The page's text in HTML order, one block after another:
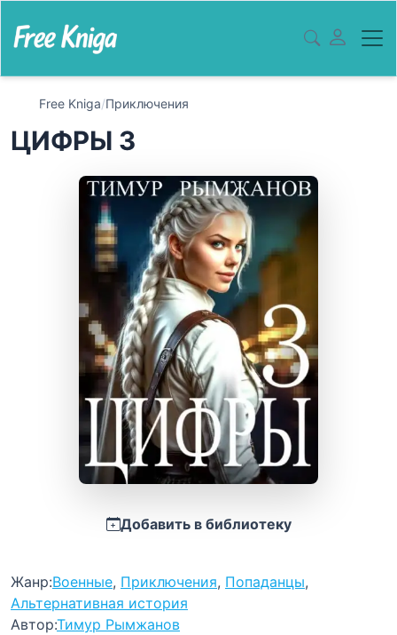
Free Kniga/Приключения
ЦИФРЫ 3
Добавить в библиотеку
Жанр:Военные, Приключения, Попаданцы,
Альтернативная история
Автор:Тимур Рымжанов